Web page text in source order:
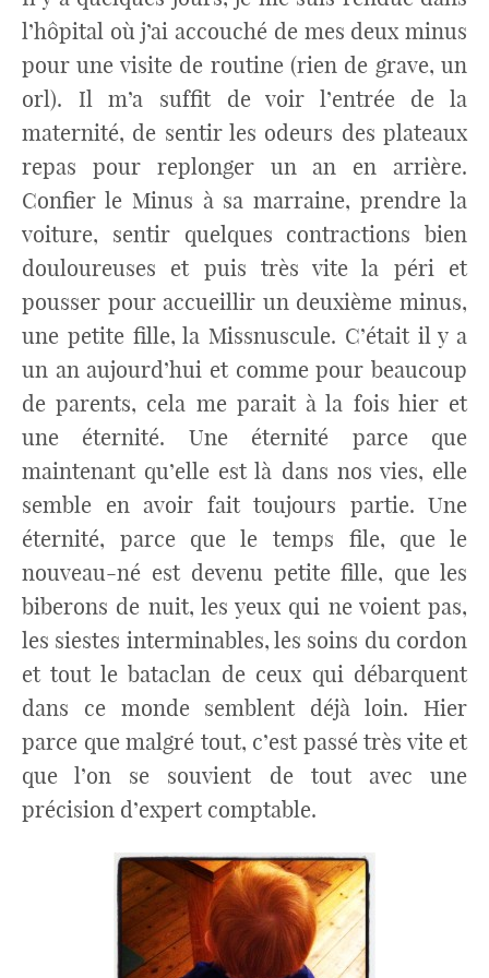
l’hôpital où j’ai accouché de mes deux minus
pour une visite de routine (rien de grave, un
orl). Il m’a suffit de voir l’entrée de la
maternité, de sentir les odeurs des plateaux
repas pour replonger un an en arrière.
Confier le Minus à sa marraine, prendre la
voiture, sentir quelques contractions bien
douloureuses et puis très vite la péri et
pousser pour accueillir un deuxième minus,
une petite fille, la Missnuscule. C’était il y a
un an aujourd’hui et comme pour beaucoup
de parents, cela me parait à la fois hier et
une éternité. Une éternité parce que
maintenant qu’elle est là dans nos vies, elle
semble en avoir fait toujours partie. Une
éternité, parce que le temps file, que le
nouveau-né est devenu petite fille, que les
biberons de nuit, les yeux qui ne voient pas,
les siestes interminables, les soins du cordon
et tout le bataclan de ceux qui débarquent
dans ce monde semblent déjà loin. Hier
parce que malgré tout, c’est passé très vite et
que l’on se souvient de tout avec une
précision d’expert comptable.